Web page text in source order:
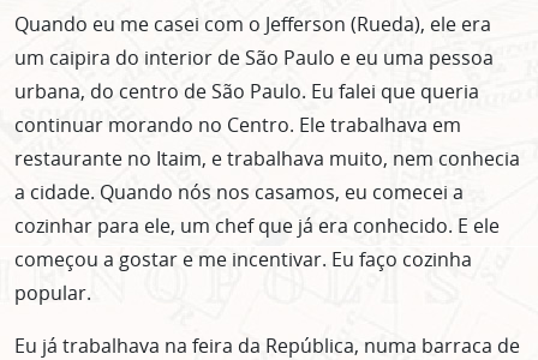
Quando eu me casei com o Jefferson (Rueda), ele era
um caipira do interior de São Paulo e eu uma pessoa
urbana, do centro de São Paulo. Eu falei que queria
continuar morando no Centro. Ele trabalhava em
restaurante no Itaim, e trabalhava muito, nem conhecia
a cidade. Quando nós nos casamos, eu comecei a
cozinhar para ele, um chef que já era conhecido. E ele
começou a gostar e me incentivar. Eu faço cozinha
popular.
Eu já trabalhava na feira da República, numa barraca de